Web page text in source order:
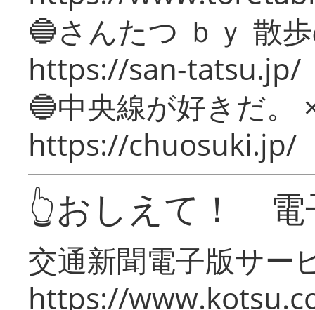
🔵さんたつ ｂｙ 散
https://san-tatsu.jp/
🔵中央線が好きだ。
https://chuosuki.jp/
👆おしえて！ 電
交通新聞電子版サー
https://